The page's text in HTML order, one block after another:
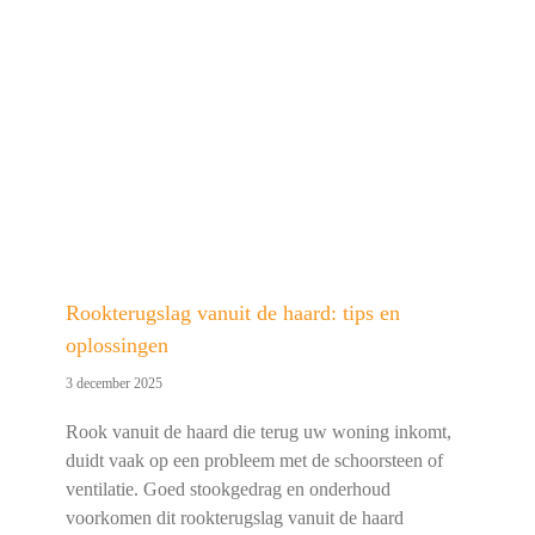
Rookterugslag vanuit de haard: tips en
oplossingen
3 december 2025
Rook vanuit de haard die terug uw woning inkomt,
duidt vaak op een probleem met de schoorsteen of
ventilatie. Goed stookgedrag en onderhoud
voorkomen dit rookterugslag vanuit de haard